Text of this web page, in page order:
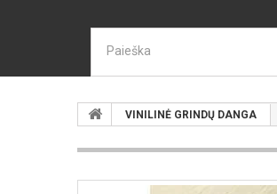
VINILINĖ GRINDŲ DANGA